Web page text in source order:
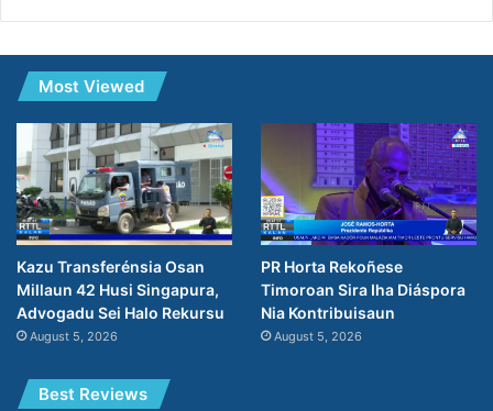
Most Viewed
Kazu Transferénsia Osan
Millaun 42 Husi Singapura,
Advogadu Sei Halo Rekursu
August 5, 2026
PR Horta Rekoñese
Timoroan Sira Iha Diáspora
Nia Kontribuisaun
August 5, 2026
Best Reviews